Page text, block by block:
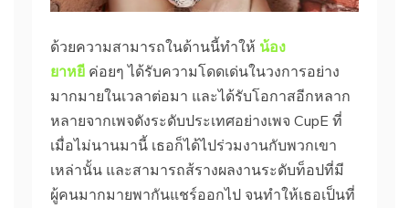
ด้วยความสามารถในด้านนี้ทำให้ น้อง
ยาหยี ค่อยๆ ได้รับความโดดเด่นในวงการอย่าง
มากมายในเวลาต่อมา และได้รับโอกาสอีกหลาก
หลายจากเพจดังระดับประเทศอย่างเพจ CupE ที่
เมื่อไม่นานมานี้ เธอก็ได้ไปร่วมงานกับพวกเขา
เหล่านั้น และสามารถส้รางผลงานระดับท็อปที่มี
ผู้คนมากมายพากันแชร์ออกไป จนทำให้เธอเป็นที่